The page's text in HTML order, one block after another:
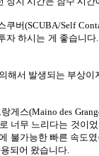
쿠버(SCUBA/Self
자 하시는 게 좋습니다.
해서 발생되는 부상
게스(Maino des
너무 느리다는 것이
불가능한 빠른 속도
되어 왔습니다.